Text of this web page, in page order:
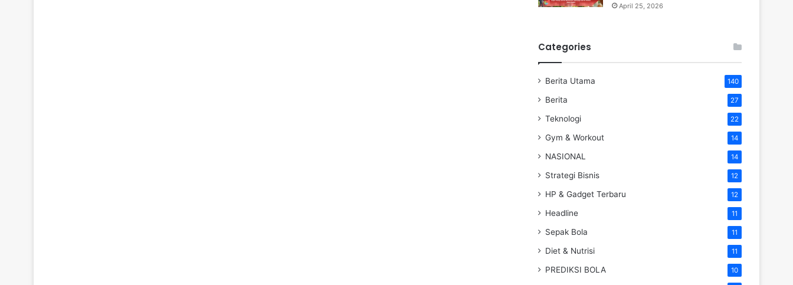
April 25, 2026
Categories
Berita Utama 140
Berita 27
Teknologi 22
Gym & Workout 14
NASIONAL 14
Strategi Bisnis 12
HP & Gadget Terbaru 12
Headline 11
Sepak Bola 11
Diet & Nutrisi 11
PREDIKSI BOLA 10